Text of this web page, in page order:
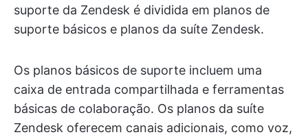
suporte da Zendesk é dividida em planos de
suporte básicos e planos da suíte Zendesk.
Os planos básicos de suporte incluem uma
caixa de entrada compartilhada e ferramentas
básicas de colaboração. Os planos da suíte
Zendesk oferecem canais adicionais, como voz,